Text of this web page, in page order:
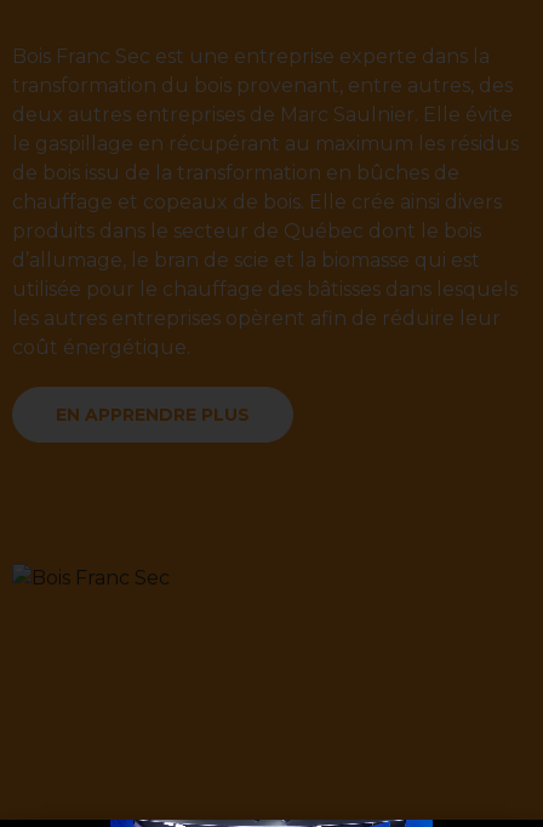
Bois Franc Sec est une entreprise experte dans la
transformation du bois provenant, entre autres, des
deux autres entreprises de Marc Saulnier. Elle évite
le gaspillage en récupérant au maximum les résidus
de bois issu de la transformation en bûches de
chauffage et copeaux de bois. Elle crée ainsi divers
produits dans le secteur de Québec dont le bois
d’allumage, le bran de scie et la biomasse qui est
utilisée pour le chauffage des bâtisses dans lesquels
les autres entreprises opèrent afin de réduire leur
coût énergétique.
EN APPRENDRE PLUS